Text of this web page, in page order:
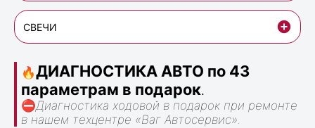
СВЕЧИ
🔥ДИАГНОСТИКА АВТО по 43
параметрам в подарок.
⛔Диагностика ходовой в подарок при ремонте
в нашем техцентре «Ваг Автосервис».